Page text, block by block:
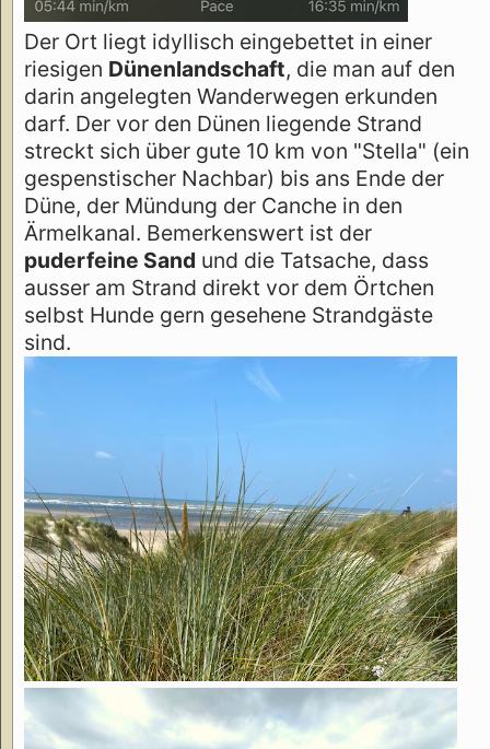
Der Ort liegt idyllisch eingebettet in einer
riesigen Dünenlandschaft, die man auf den
darin angelegten Wanderwegen erkunden
darf. Der vor den Dünen liegende Strand
streckt sich über gute 10 km von "Stella" (ein
gespenstischer Nachbar) bis ans Ende der
Düne, der Mündung der Canche in den
Ärmelkanal. Bemerkenswert ist der
puderfeine Sand und die Tatsache, dass
ausser am Strand direkt vor dem Örtchen
selbst Hunde gern gesehene Strandgäste
sind.